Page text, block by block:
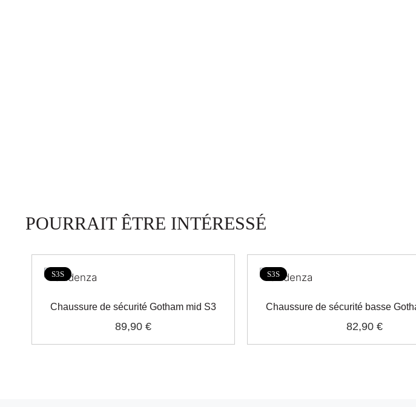
POURRAIT ÊTRE INTÉRESSÉ
S3S
Chaussure de sécurité Gotham mid S3
89,90 €
S3S
Chaussure de sécurité basse
82,90 €